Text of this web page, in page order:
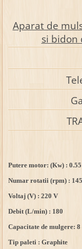
Aparat de
si bidon
Putere motor: (Kw) :
Numar rotatii (rpm) :
Voltaj (V) : 220 V
Debit (L/min) : 180
Capacitate de mulgere:
Tip paleti : Graphite